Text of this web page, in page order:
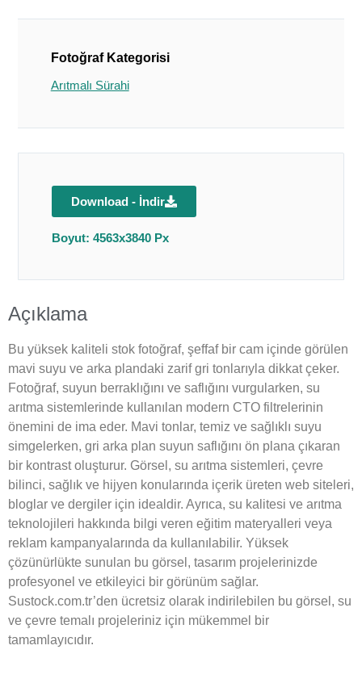
Fotoğraf Kategorisi
Arıtmalı Sürahi
Download - İndir
Boyut: 4563x3840 Px
Açıklama
Bu yüksek kaliteli stok fotoğraf, şeffaf bir cam içinde görülen
mavi suyu ve arka plandaki zarif gri tonlarıyla dikkat çeker.
Fotoğraf, suyun berraklığını ve saflığını vurgularken, su
arıtma sistemlerinde kullanılan modern CTO filtrelerinin
önemini de ima eder. Mavi tonlar, temiz ve sağlıklı suyu
simgelerken, gri arka plan suyun saflığını ön plana çıkaran
bir kontrast oluşturur. Görsel, su arıtma sistemleri, çevre
bilinci, sağlık ve hijyen konularında içerik üreten web siteleri,
bloglar ve dergiler için idealdir. Ayrıca, su kalitesi ve arıtma
teknolojileri hakkında bilgi veren eğitim materyalleri veya
reklam kampanyalarında da kullanılabilir. Yüksek
çözünürlükte sunulan bu görsel, tasarım projelerinizde
profesyonel ve etkileyici bir görünüm sağlar.
Sustock.com.tr’den ücretsiz olarak indirilebilen bu görsel, su
ve çevre temalı projeleriniz için mükemmel bir
tamamlayıcıdır.